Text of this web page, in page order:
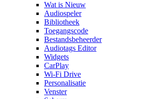
Wat is Nieuw
Audiospeler
Bibliotheek
Toegangscode
Bestandsbeheerder
Audiotags Editor
Widgets
CarPlay
Wi-Fi Drive
Personalisatie
Venster